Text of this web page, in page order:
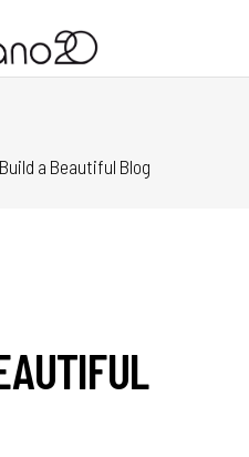
Build a Beautiful Blog